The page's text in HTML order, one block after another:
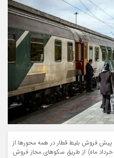
پیش فروش بلیط قطار در همه محورها از
ساعت ۸:۳۰ تا ۱۱ صبح روز شنبه (۱۶ خرداد ماه) از طریق سکوهای مجاز فروش